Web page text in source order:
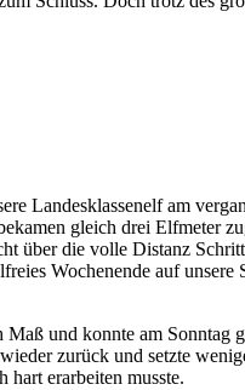
Landesklassenelf am
gleich drei Elfmeter
über die volle Distanz
Wochenende auf
und konnte am
zurück und setzte
hart erarbeiten musste.